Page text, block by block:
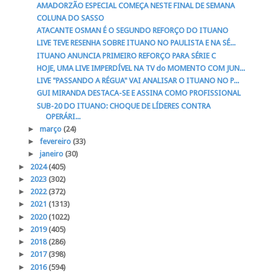
AMADORZÃO ESPECIAL COMEÇA NESTE FINAL DE SEMANA
COLUNA DO SASSO
ATACANTE OSMAN É O SEGUNDO REFORÇO DO ITUANO
LIVE TEVE RESENHA SOBRE ITUANO NO PAULISTA E NA SÉ...
ITUANO ANUNCIA PRIMEIRO REFORÇO PARA SÉRIE C
HOJE, UMA LIVE IMPERDÍVEL NA TV do MOMENTO COM JUN...
LIVE "PASSANDO A RÉGUA" VAI ANALISAR O ITUANO NO P...
GUI MIRANDA DESTACA-SE E ASSINA COMO PROFISSIONAL
SUB-20 DO ITUANO: CHOQUE DE LÍDERES CONTRA
OPERÁRI...
► março (24)
► fevereiro (33)
► janeiro (30)
► 2024(405)
► 2023 (302)
► 2022(372)
► 2021 (1313)
► 2020(1022)
► 2019(405)
► 2018(286)
► 2017(398)
► 2016(594)